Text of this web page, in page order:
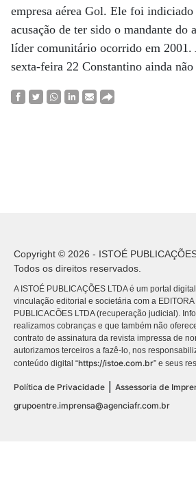
empresa aérea Gol. Ele foi indiciado
acusação de ter sido o mandante do
líder comunitário ocorrido em 2001.
sexta-feira 22 Constantino ainda
Copyright © 2026 - ISTOÉ
Todos os direitos reservados.
A ISTOÉ PUBLICAÇÕES LTDA é um portal
vinculação editorial e societária com a
PUBLICACÕES LTDA (recuperação judicial).
realizamos cobranças e que também não
contrato de assinatura da revista impressa de
autorizamos terceiros a fazê-lo, nos
conteúdo digital “https://istoe.com.br” e seus
Política de Privacidade
Assessoria de
grupoentre.imprensa@agenciafr.com.br